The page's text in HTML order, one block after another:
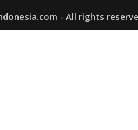
- All rights